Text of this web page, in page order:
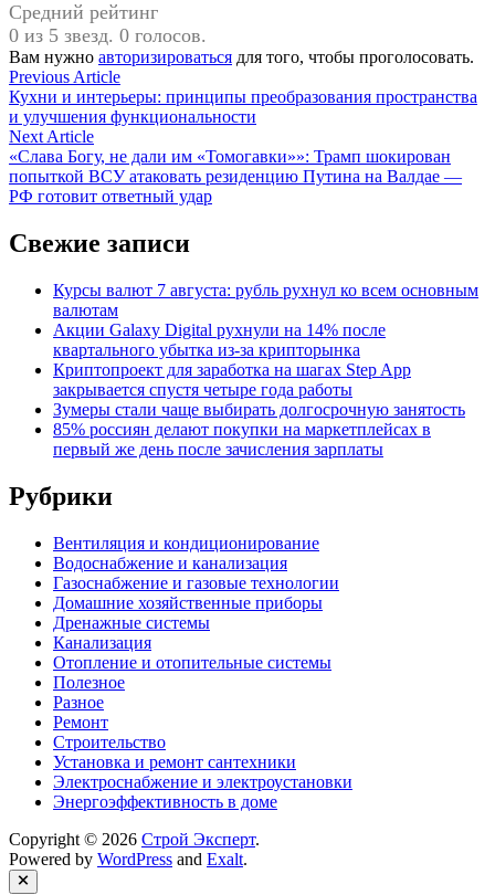
Средний рейтинг
0 из 5 звезд. 0 голосов.
Вам нужно авторизироваться для того, чтобы проголосовать.
Навигация
по
записям
Previous ArticlePrevious
article:
Кухни и интерьеры: принципы преобразования пространства
и улучшения функциональности
Next ArticleNext
article:
«Слава Богу, не дали им «Томогавки»»: Трамп шокирован
попыткой ВСУ атаковать резиденцию Путина на Валдае —
РФ готовит ответный удар
Свежие записи
Курсы валют 7 августа: рубль рухнул ко всем основным
валютам
Акции Galaxy Digital рухнули на 14% после
квартального убытка из-за крипторынка
Криптопроект для заработка на шагах Step App
закрывается спустя четыре года работы
Зумеры стали чаще выбирать долгосрочную занятость
85% россиян делают покупки на маркетплейсах в
первый же день после зачисления зарплаты
Рубрики
Вентиляция и кондиционирование
Водоснабжение и канализация
Газоснабжение и газовые технологии
Домашние хозяйственные приборы
Дренажные системы
Канализация
Отопление и отопительные системы
Полезное
Разное
Ремонт
Строительство
Установка и ремонт сантехники
Электроснабжение и электроустановки
Энергоэффективность в доме
Copyright © 2026 Строй Эксперт.
Powered by WordPress and Exalt.
Close